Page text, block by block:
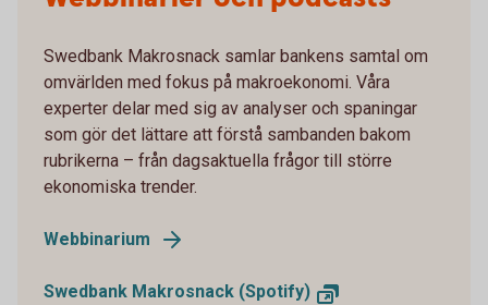
Swedbank Makrosnack samlar bankens samtal om
omvärlden med fokus på makroekonomi. Våra
experter delar med sig av analyser och spaningar
som gör det lättare att förstå sambanden bakom
rubrikerna – från dagsaktuella frågor till större
ekonomiska trender.
Webbinarium
Swedbank Makrosnack (Spotify)